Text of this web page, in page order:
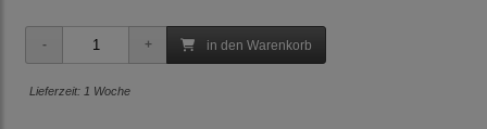
in den Warenkorb
Lieferzeit: 1 Woche